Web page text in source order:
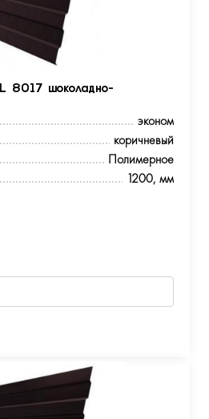
8017 шоколадно-
эконом
коричневый
Полимерное
1200, мм